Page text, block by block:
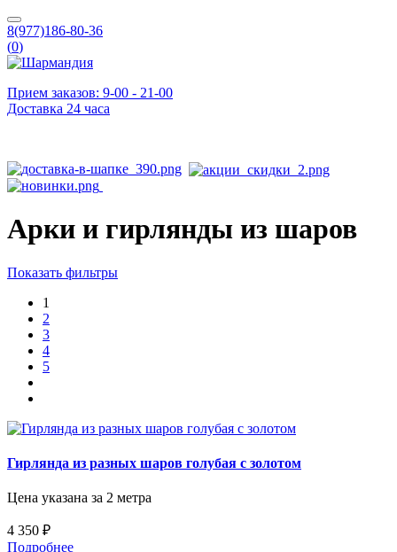
8(977)186-80-36
(0)
Прием заказов: 9-00 - 21-00
Доставка 24 часа
Арки и гирлянды из шаров
Показать фильтры
1
2
3
4
5
Гирлянда из разных шаров голубая с золотом
Цена указана за 2 метра
4 350 ₽
Подробнее